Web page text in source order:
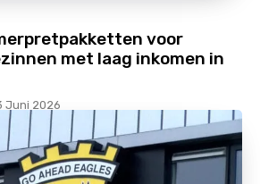
voor
met laag inkomen in
Juni 2026